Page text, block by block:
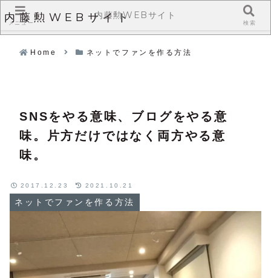
内藤勲WEBサイト
Home ネットでファンを作る方法
SNSをやる意味、ブログをやる意
味。片方だけではなく両方やる意
味。
ネットでファンを作る方法
2017.12.23 2021.10.21
メニュー
内藤勲WEBサイト
検索